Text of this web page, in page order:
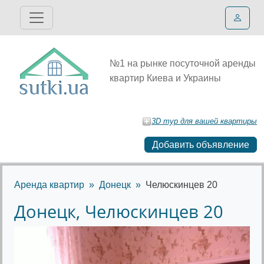
№1 на рынке посуточной аренды
квартир Киева и Украины
3D тур для вашей квартиры
Добавить объявление
Аренда квартир Донецк Челюскинцев 20
Донецк, Челюскинцев 20